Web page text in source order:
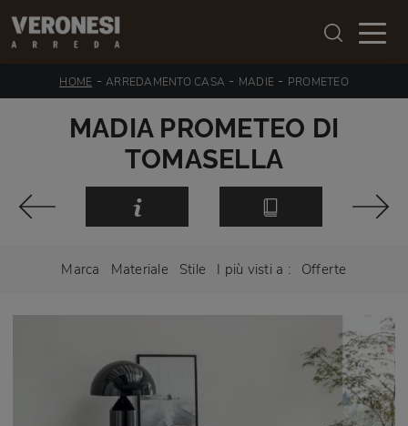
HOME - ARREDAMENTO CASA - MADIE - PROMETEO
MADIA PROMETEO DI
TOMASELLA
Marca Materiale Stile I più visti a : Offerte